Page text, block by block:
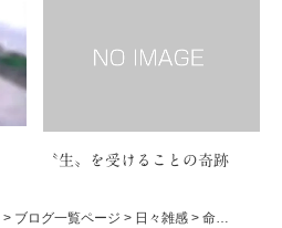
〝生〟を受けることの奇跡
> ブログ一覧ページ > 日々雑感 > 命…